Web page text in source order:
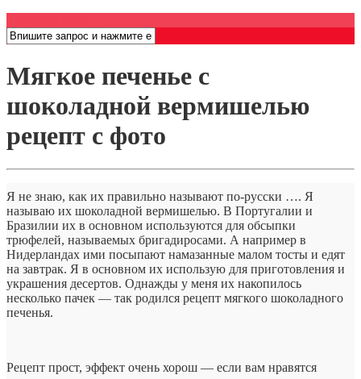
Мягкое печенье с
шоколадной вермишелью
рецепт с фото
Я не знаю, как их правильно называют по-русски …. Я
называю их шоколадной вермишелью. В Португалии и
Бразилии их в основном используются для обсыпки
трюфелей, называемых бригадиросами. А например в
Нидерландах ими посыпают намазанные малом тосты и едят
на завтрак. Я в основном их использую для приготовления и
украшения десертов. Однажды у меня их накопилось
несколько пачек — так родился рецепт мягкого шоколадного
печенья.
Рецепт прост, эффект очень хорош — если вам нравятся